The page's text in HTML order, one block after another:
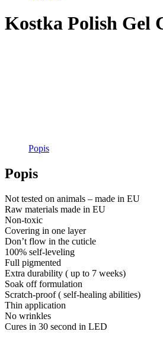
Kostka Polish Gel
Popis
Popis
Not tested on animals – made in EU
Raw materials made in EU
Non-toxic
Covering in one layer
Don’t flow in the cuticle
100% self-leveling
Full pigmented
Extra durability ( up to 7 weeks)
Soak off formulation
Scratch-proof ( self-healing abilities)
Thin application
No wrinkles
Cures in 30 second in LED